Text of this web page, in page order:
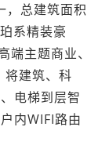
，总建筑面积
系精装豪
主题商业、
建筑、科
电梯到层智
内WIFI路由